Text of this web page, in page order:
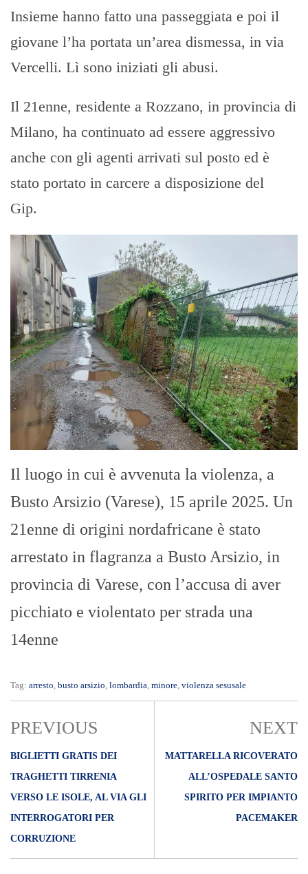
Insieme hanno fatto una passeggiata e poi il
giovane l’ha portata un’area dismessa, in via
Vercelli. Lì sono iniziati gli abusi.
Il 21enne, residente a Rozzano, in provincia di
Milano, ha continuato ad essere aggressivo
anche con gli agenti arrivati sul posto ed è
stato portato in carcere a disposizione del
Gip.
Il luogo in cui è avvenuta la violenza, a
Busto Arsizio (Varese), 15 aprile 2025. Un
21enne di origini nordafricane è stato
arrestato in flagranza a Busto Arsizio, in
provincia di Varese, con l’accusa di aver
picchiato e violentato per strada una
14enne
Tag: arresto, busto arsizio, lombardia, minore, violenza sesusale
PREVIOUS
BIGLIETTI GRATIS DEI
TRAGHETTI TIRRENIA
VERSO LE ISOLE, AL VIA GLI
INTERROGATORI PER
CORRUZIONE
NEXT
MATTARELLA RICOVERATO
ALL’OSPEDALE SANTO
SPIRITO PER IMPIANTO
PACEMAKER